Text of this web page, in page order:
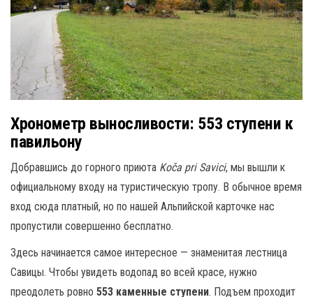
Хронометр выносливости: 553 ступени к
павильону
Добравшись до горного приюта Koča pri Savici, мы вышли к
официальному входу на туристическую тропу. В обычное время
вход сюда платный, но по нашей Альпийской карточке нас
пропустили совершенно бесплатно.
Здесь начинается самое интересное — знаменитая лестница
Савицы. Чтобы увидеть водопад во всей красе, нужно
преодолеть ровно 553 каменные ступени. Подъем проходит